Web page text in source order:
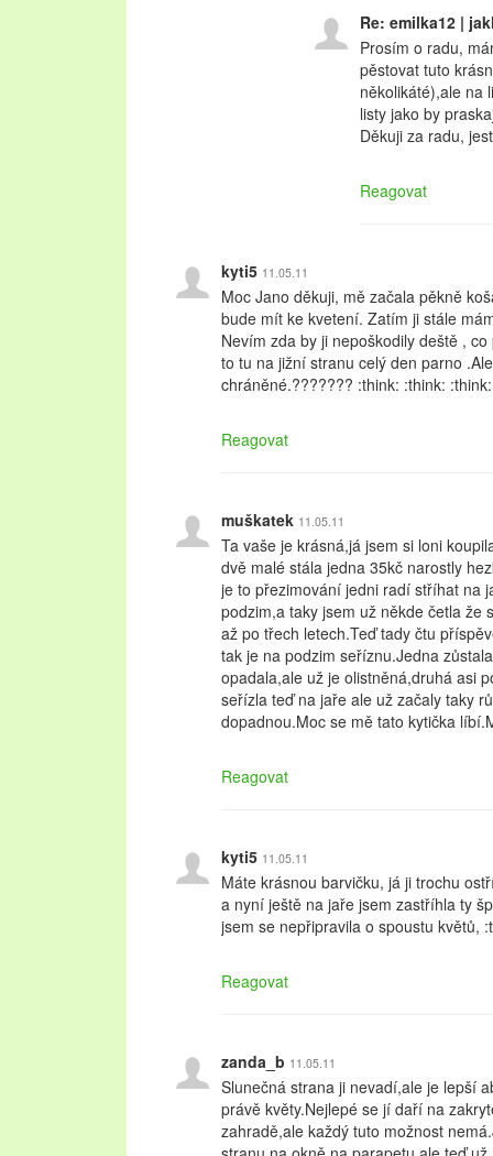
Re: emilka12 |
Prosím o radu,
pěstovat tuto
několikáté),ale na
listy jako by
Děkuji za radu,
Reagovat
kyti5 11.05.11
Moc Jano děkuji, mě začala pěkně
bude mít ke kvetení. Zatím ji stále
Nevím zda by ji nepoškodily deště ,
to tu na jižní stranu celý den parno
chráněné.??????? :think: :think:
Reagovat
muškatek 11.05.11
Ta vaše je krásná,já jsem si loni
dvě malé stála jedna 35kč narostly
je to přezimování jedni radí stříhat na
podzim,a taky jsem už někde četla že
až po třech letech.Teď tady čtu
tak je na podzim seříznu.Jedna
opadala,ale už je olistněná,druhá asi
seřízla teď na jaře ale už začaly taky
dopadnou.Moc se mě tato kytička
Reagovat
kyti5 11.05.11
Máte krásnou barvičku, já ji trochu
a nyní ještě na jaře jsem zastříhla ty
jsem se nepřipravila o spoustu květů,
Reagovat
zanda_b 11.05.11
Slunečná strana ji nevadí,ale je lepší
právě květy.Nejlepé se jí daří na
zahradě,ale každý tuto možnost